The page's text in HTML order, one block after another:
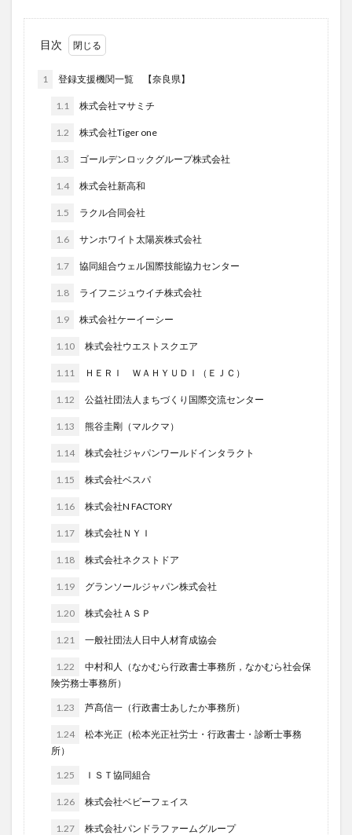
目次
1 登録支援機関一覧 【奈良県】
1.1 株式会社マサミチ
1.2 株式会社Tiger one
1.3 ゴールデンロックグループ株式会社
1.4 株式会社新高和
1.5 ラクル合同会社
1.6 サンホワイト太陽炭株式会社
1.7 協同組合ウェル国際技能協力センター
1.8 ライフニジュウイチ株式会社
1.9 株式会社ケーイーシー
1.10 株式会社ウエストスクエア
1.11 ＨＥＲＩ ＷＡＨＹＵＤＩ（ＥＪＣ）
1.12 公益社団法人まちづくり国際交流センター
1.13 熊谷圭剛（マルクマ）
1.14 株式会社ジャパンワールドインタラクト
1.15 株式会社ベスパ
1.16 株式会社N FACTORY
1.17 株式会社ＮＹＩ
1.18 株式会社ネクストドア
1.19 グランソールジャパン株式会社
1.20 株式会社ＡＳＰ
1.21 一般社団法人日中人材育成協会
1.22
中村和人（なかむら行政書士事務所，なかむら社会保
険労務士事務所）
1.23 芦髙信一（行政書士あしたか事務所）
1.24
松本光正（松本光正社労士・行政書士・診断士事務
所）
1.25 ＩＳＴ協同組合
1.26 株式会社ベビーフェイス
1.27 株式会社パンドラファームグループ